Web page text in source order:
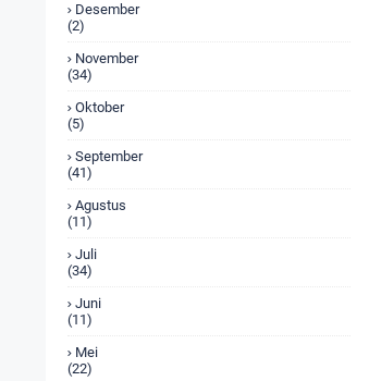
Desember
(2)
November
(34)
Oktober
(5)
September
(41)
Agustus
(11)
Juli
(34)
Juni
(11)
Mei
(22)